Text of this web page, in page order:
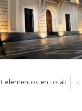
3 elementos en total: